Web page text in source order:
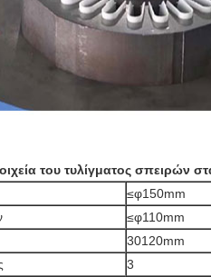
του τυλίγματος
≤φ150mm
≤φ110mm
30120mm
3